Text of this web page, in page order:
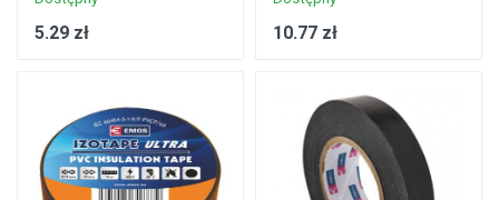
5.29 zł 10.77 zł